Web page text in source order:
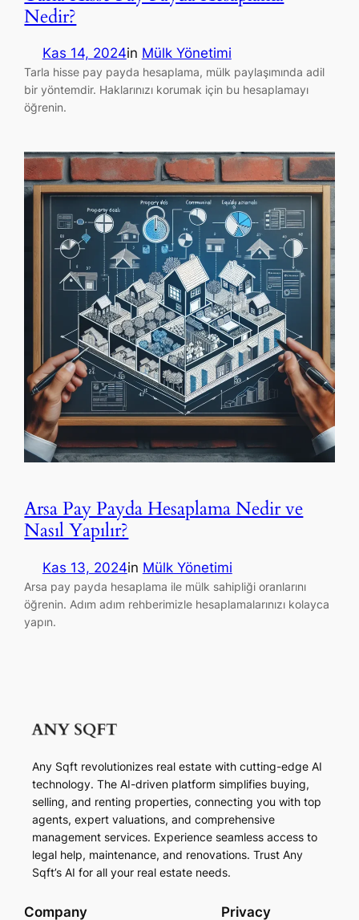
Nedir?
Kas 14, 2024in Mülk Yönetimi
Tarla hisse pay payda hesaplama, mülk paylaşımında adil
bir yöntemdir. Haklarınızı korumak için bu hesaplamayı
öğrenin.
Arsa Pay Payda Hesaplama Nedir ve
Nasıl Yapılır?
Kas 13, 2024in Mülk Yönetimi
Arsa pay payda hesaplama ile mülk sahipliği oranlarını
öğrenin. Adım adım rehberimizle hesaplamalarınızı kolayca
yapın.
Any Sqft revolutionizes real estate with cutting-edge AI
technology. The AI-driven platform simplifies buying,
selling, and renting properties, connecting you with top
agents, expert valuations, and comprehensive
management services. Experience seamless access to
legal help, maintenance, and renovations. Trust Any
Sqft’s AI for all your real estate needs.
Company Privacy